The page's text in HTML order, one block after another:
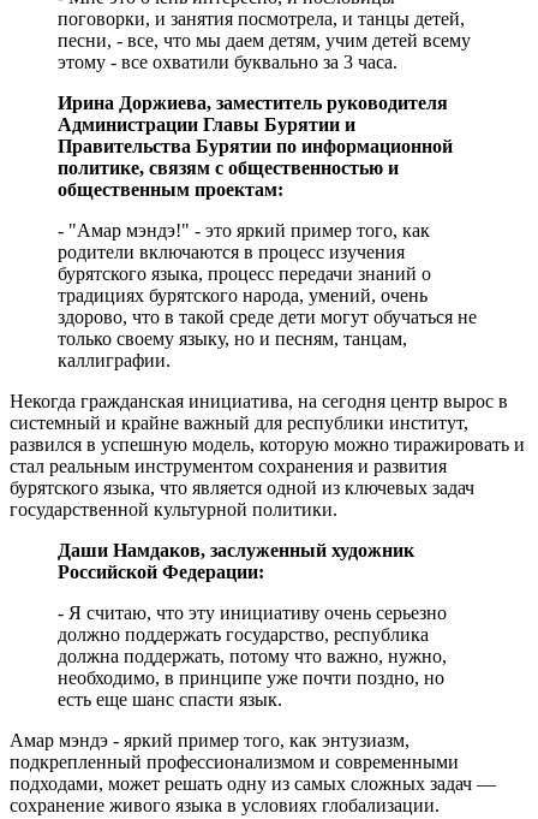
поговорки, и занятия посмотрела, и танцы детей,
песни, - все, что мы даем детям, учим детей всему
этому - все охватили буквально за 3 часа.
Ирина Доржиева, заместитель руководителя
Администрации Главы Бурятии и
Правительства Бурятии по информационной
политике, связям с общественностью и
общественным проектам:
- "Амар мэндэ!" - это яркий пример того, как
родители включаются в процесс изучения
бурятского языка, процесс передачи знаний о
традициях бурятского народа, умений, очень
здорово, что в такой среде дети могут обучаться не
только своему языку, но и песням, танцам,
каллиграфии.
Некогда гражданская инициатива, на сегодня центр вырос в
системный и крайне важный для республики институт,
развился в успешную модель, которую можно тиражировать и
стал реальным инструментом сохранения и развития
бурятского языка, что является одной из ключевых задач
государственной культурной политики.
Даши Намдаков, заслуженный художник
Российской Федерации:
- Я считаю, что эту инициативу очень серьезно
должно поддержать государство, республика
должна поддержать, потому что важно, нужно,
необходимо, в принципе уже почти поздно, но
есть еще шанс спасти язык.
Амар мэндэ - яркий пример того, как энтузиазм,
подкрепленный профессионализмом и современными
подходами, может решать одну из самых сложных задач —
сохранение живого языка в условиях глобализации.